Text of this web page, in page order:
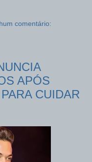
comentário:
APÓS
CUIDAR